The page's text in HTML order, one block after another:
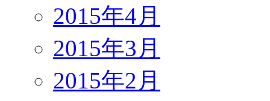
2015年4月
2015年3月
2015年2月